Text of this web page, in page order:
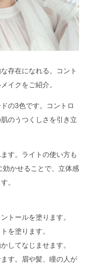
存在になれる。コント
イクをご紹介。
の3色です。コントロ
のうつくしさを引き立
す。ライトの使い方も
かせることで、立体感
。
トールを塗ります。
を塗ります。
してなじませます。
す。眉や髪、瞳の人が